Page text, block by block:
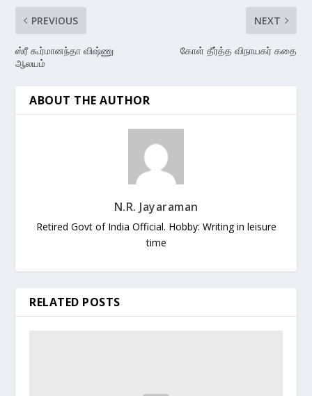
PREVIOUS
ஸ்ரீ கூர்மானந்தா விஷ்ணு
ஆலயம்
NEXT
கோள் தீர்த்த விநாயகர் கதை
ABOUT THE AUTHOR
N.R. Jayaraman
Retired Govt of India Official. Hobby: Writing in leisure
time
RELATED POSTS